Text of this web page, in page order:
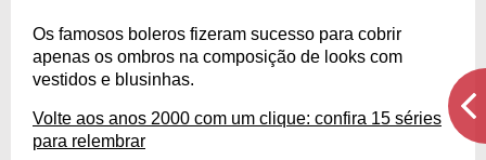
Os famosos boleros fizeram sucesso para cobrir
apenas os ombros na composição de looks com
vestidos e blusinhas.
Volte aos anos 2000 com um clique: confira 15 séries
para relembrar